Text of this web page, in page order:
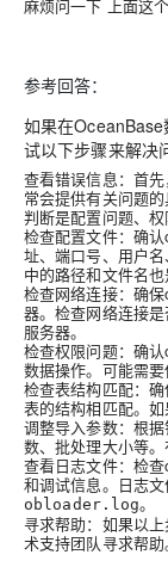
麻烦问一下 上面这
参考回答：
如果在
试以下步骤来解决
查看错误信息：首
常会提供有关问题
判断是配置问题、权
检查配置文件：确
址、端口号、用户
中的路径和文件名也
检查网络连接：确
器。检查网络连接
服务器。
检查权限问题：确
数据操作。可能需要
检查表结构匹配：
表的结构相匹配。
调整导入参数：根
数、批处理大小等
查看日志文件：检
和调试信息。日志
obloader.log。
寻求帮助：如果以
术支持团队寻求帮